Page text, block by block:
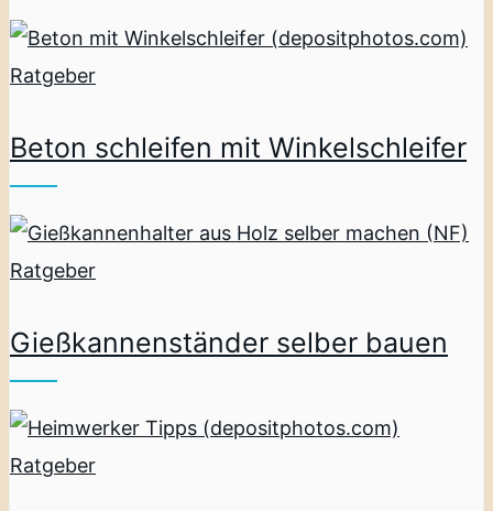
Ratgeber
Beton schleifen mit Winkelschleifer
Ratgeber
Gießkannenständer selber bauen
Ratgeber